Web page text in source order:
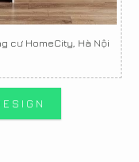
cư HomeCity, Hà Nội